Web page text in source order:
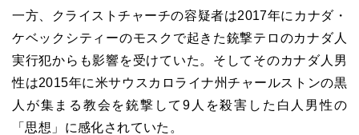
一方、クライストチャーチの容疑者は2017年にカナダ・
ケベックシティーのモスクで起きた銃撃テロのカナダ人
実行犯からも影響を受けていた。そしてそのカナダ人男
性は2015年に米サウスカロライナ州チャールストンの黒
人が集まる教会を銃撃して9人を殺害した白人男性の
「思想」に感化されていた。